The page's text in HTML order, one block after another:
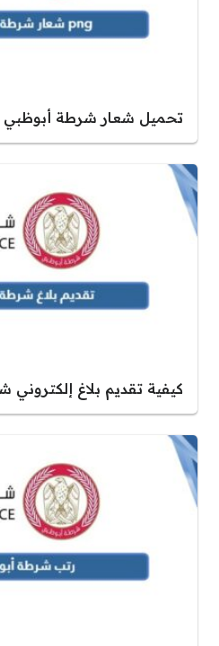
تحميل شعار شرطة أبوظبي png بجودة عالية
كيفية تقديم بلاغ